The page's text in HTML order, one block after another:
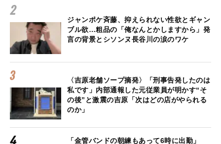
ジャンポケ斉藤、抑えられない性欲とギャン
ブル欲…粗品の「俺なんとかしますから」発
言の背景とシソンヌ長谷川の涙のワケ
〈吉原老舗ソープ摘発〉「刑事告発したのは
私です」内部通報した元従業員が明かす“そ
の後”と激震の吉原「次はどの店がやられる
のか」
「金管バンドの朝練もあって6時に出勤」